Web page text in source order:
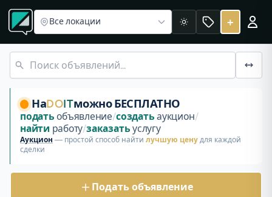
Объявления Смолевичи
Бесплатные объявления и аукционы в Смолевичах,
Все локации Светлая +
НаDOITможно БЕСПЛАТНО
подать объявление/создать аукцион/
найти работу/заказать услугу
Аукцион — простой способ найти лучшую цену для каждой
сделки
Подать объявление